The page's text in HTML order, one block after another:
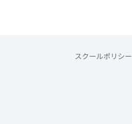
スクールポリシー